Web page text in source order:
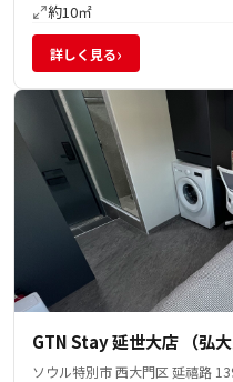
約10㎡
詳しく見る›
GTN Stay 延世大店 （弘
ソウル特別市 西大門区 延禧路